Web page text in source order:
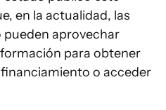
en la actualidad, las
pueden aprovechar
para obtener
o acceder